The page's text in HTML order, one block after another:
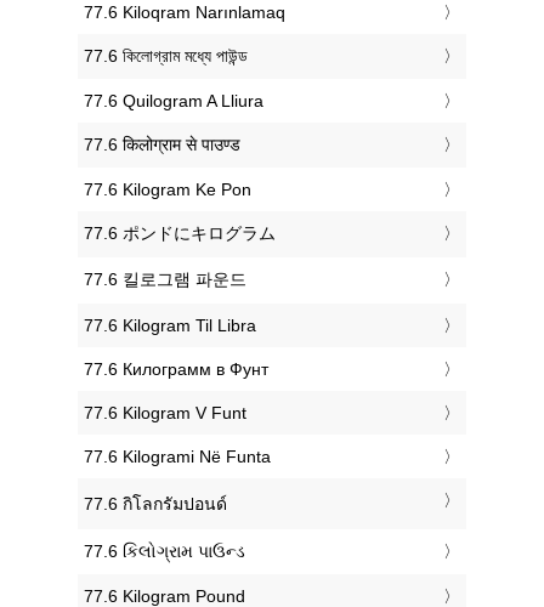
‎77.6 Kiloqram Narınlamaq
‎77.6 কিলোগ্রাম মধ্যে পাউন্ড
‎77.6 Quilogram A Lliura
‎77.6 किलोग्राम से पाउण्ड
‎77.6 Kilogram Ke Pon
‎77.6 ポンドにキログラム
‎77.6 킬로그램 파운드
‎77.6 Kilogram Til Libra
‎77.6 Килограмм в Фунт
‎77.6 Kilogram V Funt
‎77.6 Kilogrami Në Funta
‎77.6 กิโลกรัมปอนด์
‎77.6 કિલોગ્રામ પાઉન્ડ
‎77.6 Kilogram Pound